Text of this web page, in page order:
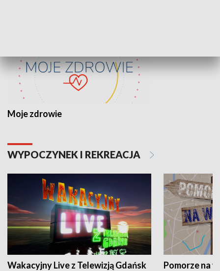
Moje zdrowie
WYPOCZYNEK I REKREACJA
Wakacyjny Live z Telewizją Gdańsk Pomorze na